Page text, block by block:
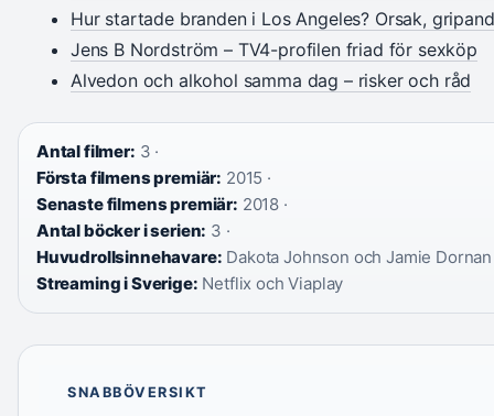
Hur startade branden i Los Angeles? Orsak,
Jens B Nordström – TV4-profilen friad för sexköp
Alvedon och alkohol samma dag – risker och råd
Antal filmer: 3 ·
Första filmens premiär: 2015 ·
Senaste filmens premiär: 2018 ·
Antal böcker i serien: 3 ·
Huvudrollsinnehavare: Dakota Johnson och Jamie Dornan
Streaming i Sverige: Netflix och Viaplay
SNABBÖVERSIKT